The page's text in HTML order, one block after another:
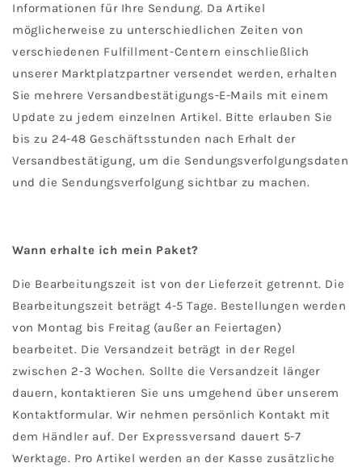
Informationen für Ihre Sendung. Da Artikel
möglicherweise zu unterschiedlichen Zeiten von
verschiedenen Fulfillment-Centern einschließlich
unserer Marktplatzpartner versendet werden, erhalten
Sie mehrere Versandbestätigungs-E-Mails mit einem
Update zu jedem einzelnen Artikel. Bitte erlauben Sie
bis zu 24-48 Geschäftsstunden nach Erhalt der
Versandbestätigung, um die Sendungsverfolgungsdaten
und die Sendungsverfolgung sichtbar zu machen.
Wann erhalte ich mein Paket?
Die Bearbeitungszeit ist von der Lieferzeit getrennt. Die
Bearbeitungszeit beträgt 4-5 Tage. Bestellungen werden
von Montag bis Freitag (außer an Feiertagen)
bearbeitet. Die Versandzeit beträgt in der Regel
zwischen 2-3 Wochen. Sollte die Versandzeit länger
dauern, kontaktieren Sie uns umgehend über unserem
Kontaktformular. Wir nehmen persönlich Kontakt mit
dem Händler auf. Der Expressversand dauert 5-7
Werktage. Pro Artikel werden an der Kasse zusätzliche